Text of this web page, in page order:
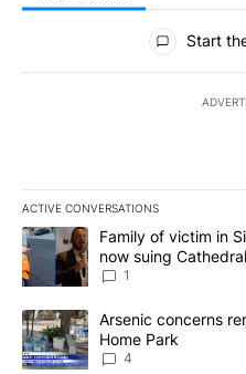
All Comments
Start
ACTIVE CONVERSATIONS
The following is a list of the
A trending article titled
Family of victim in
now suing
1
A trending article titled
Arsenic concerns
Home Park
4